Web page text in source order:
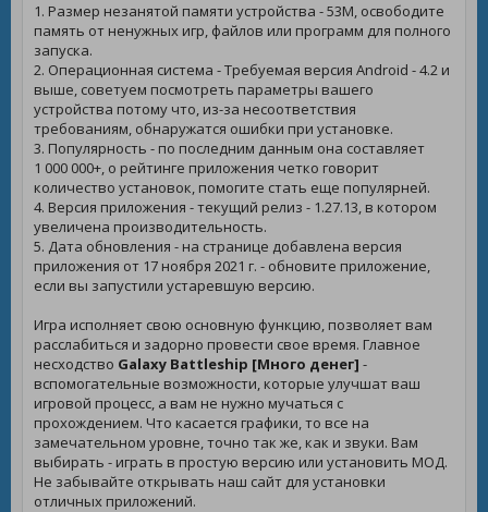
1. Размер незанятой памяти устройства - 53M, освободите
память от ненужных игр, файлов или программ для полного
запуска.
2. Операционная система - Требуемая версия Android - 4.2 и
выше, советуем посмотреть параметры вашего
устройства потому что, из-за несоответствия
требованиям, обнаружатся ошибки при установке.
3. Популярность - по последним данным она составляет
1 000 000+, о рейтинге приложения четко говорит
количество установок, помогите стать еще популярней.
4. Версия приложения - текущий релиз - 1.27.13, в котором
увеличена производительность.
5. Дата обновления - на странице добавлена версия
приложения от 17 ноября 2021 г. - обновите приложение,
если вы запустили устаревшую версию.
Игра исполняет свою основную функцию, позволяет вам
расслабиться и задорно провести свое время. Главное
несходство Galaxy Battleship [Много денег] -
вспомогательные возможности, которые улучшат ваш
игровой процесс, а вам не нужно мучаться с
прохождением. Что касается графики, то все на
замечательном уровне, точно так же, как и звуки. Вам
выбирать - играть в простую версию или установить МОД.
Не забывайте открывать наш сайт для установки
отличных приложений.